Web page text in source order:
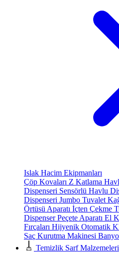
Islak Hacim Ekipmanları
Çöp Kovaları Z Katlama
Dispenseri Sensörlü Havlu
Dispenseri Jumbo Tuvalet
Örtüsü Aparatı İçten Çekme
Dispenser Peçete Aparatı El
Fırçaları Hijyenik Otomatik
Saç Kurutma Makinesi
Temizlik Sarf Malzemeleri